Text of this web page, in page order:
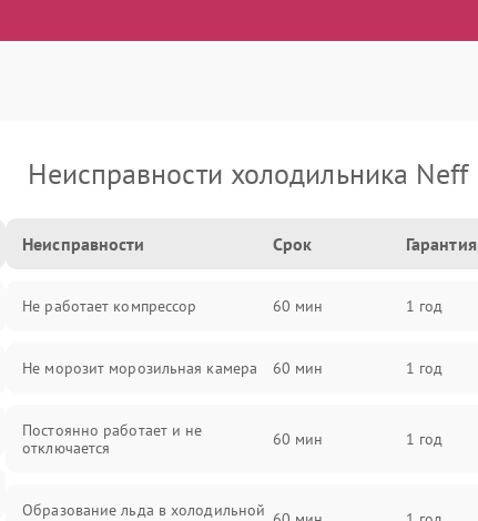
Неисправности холодильника Neff
Неисправности Срок Гарантия
Не работает компрессор 60 мин 1 год
Не морозит морозильная камера 60 мин 1 год
Постоянно работает и не
отключается
60 мин 1 год
Образование льда в холодильной